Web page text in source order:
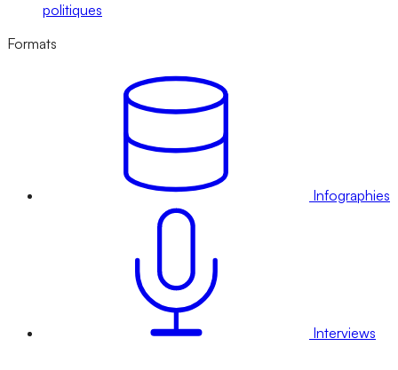
politiques
Formats
Infographies
Interviews